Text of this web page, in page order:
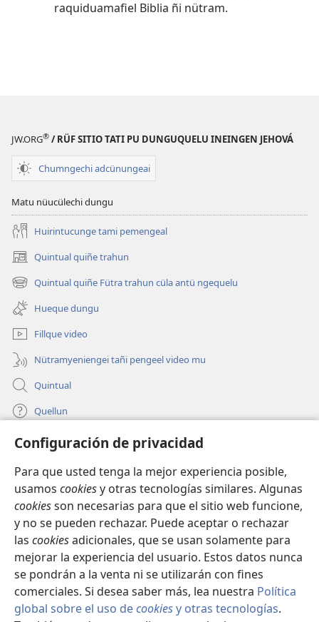
Configuración de privacidad
Para que usted tenga la mejor experiencia posible,
usamos cookiesy otras tecnologías similares. Algunas
cookiesson necesarias para que el sitio web funcione,
y no se pueden rechazar. Puede aceptar o rechazar
las cookiesadicionales, que se usan solamente para
mejorar la experiencia del usuario. Estos datos nunca
se pondrán a la venta ni se utilizarán con fines
comerciales. Si desea saber más, lea nuestra Política
global sobre el uso decookiesy otras tecnologías.
raquiduamafiel Biblia ñi nütram.
JW.ORG® / RÜF SITIO TATI PU DUNGUQUELU INEINGEN JEHOVÁ
Chumngechi adcünungeai
Matu nüucülechi dungu
Huirintucunge tami pemengeal
Quintual quiñe trahun
(peafiel
quiñe
hue
pestaña
mu)
Quintual quiñe Fütra trahun cüla antü ngequelu
(peafiel
quiñe
hue
pestaña
mu)
Hueque dungu
Fillque video
Nütramyeniengei tañi pengeel video mu
Quintual
Quellun
Tami quelluntucuquem plata mu
quiñe
hue
pestaña
mu)
INTERNET MÜLEYECHI LIFRU Watchtower™
(peafiel
quiñe
hue
pestaña
mu)
JW Hub
(peafiel
quiñe
hue
pestaña
mu)
JW Library ®